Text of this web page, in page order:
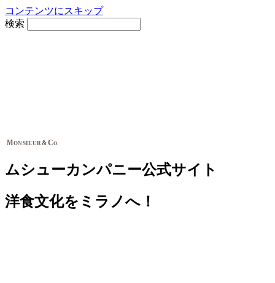
コンテンツにスキップ
検索
MONSIEUR&CO.
ムシューカンパニー公式サイト
洋食文化をミラノへ！